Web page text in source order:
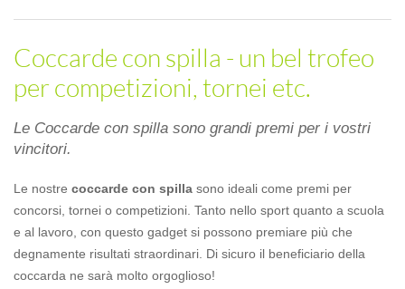
Coccarde con spilla - un bel trofeo
per competizioni, tornei etc.
Le Coccarde con spilla sono grandi premi per i vostri
vincitori.
Le nostre coccarde con spilla sono ideali come premi per
concorsi, tornei o competizioni. Tanto nello sport quanto a scuola
e al lavoro, con questo gadget si possono premiare più che
degnamente risultati straordinari. Di sicuro il beneficiario della
coccarda ne sarà molto orgoglioso!